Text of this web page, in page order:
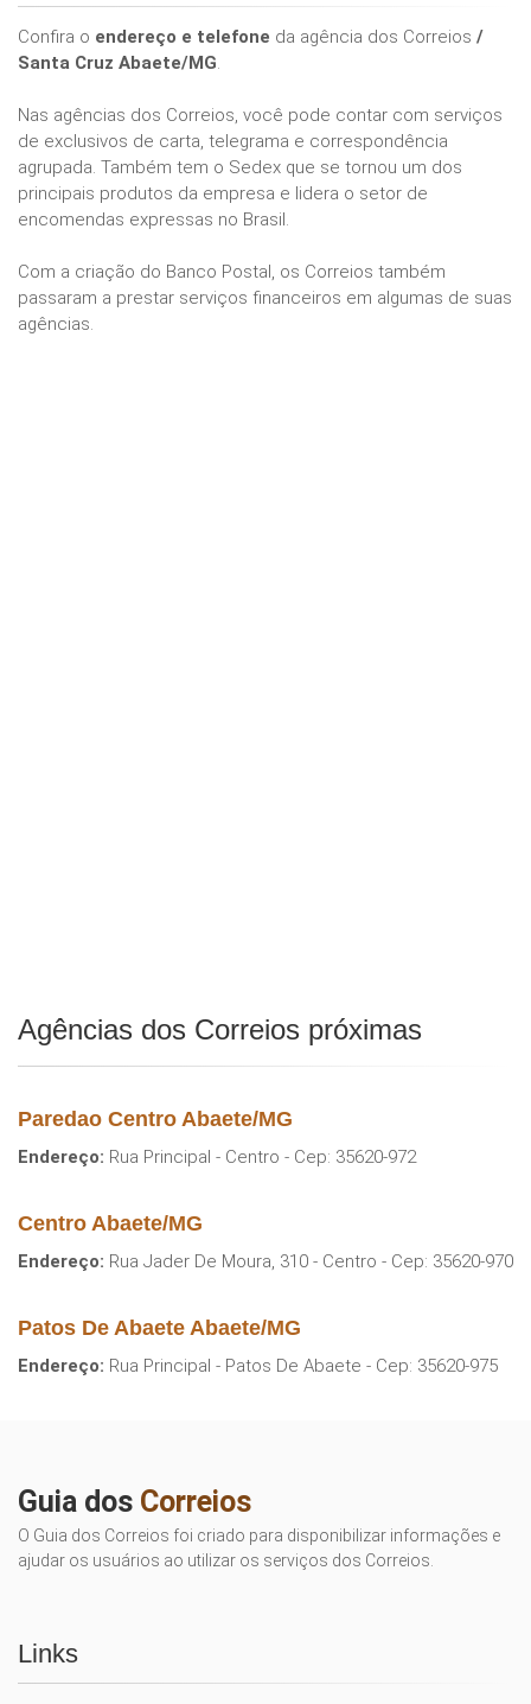
Confira o endereço e telefone da agência dos Correios /
Santa Cruz Abaete/MG.
Nas agências dos Correios, você pode contar com serviços
de exclusivos de carta, telegrama e correspondência
agrupada. Também tem o Sedex que se tornou um dos
principais produtos da empresa e lidera o setor de
encomendas expressas no Brasil.
Com a criação do Banco Postal, os Correios também
passaram a prestar serviços financeiros em algumas de suas
agências.
Agências dos Correios próximas
Paredao Centro Abaete/MG
Endereço: Rua Principal - Centro - Cep: 35620-972
Centro Abaete/MG
Endereço: Rua Jader De Moura, 310 - Centro - Cep: 35620-970
Patos De Abaete Abaete/MG
Endereço: Rua Principal - Patos De Abaete - Cep: 35620-975
Guia dos Correios
O Guia dos Correios foi criado para disponibilizar informações e
ajudar os usuários ao utilizar os serviços dos Correios.
Links